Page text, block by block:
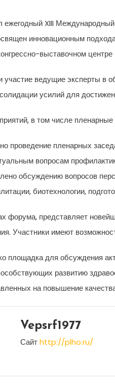
ежегодный XIII
инновационным
выставочном
участие ведущие эксперты в
усилий для
в том числе
проведение пленарных
вопросам
обсуждению вопросов
биотехнологии,
форума, представляет
Участники имеют
площадка для обсуждения
развитию
на повышение
Vepsrf1977
Сайт http://plho.ru/